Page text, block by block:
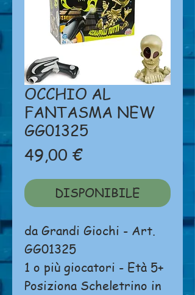
OCCHIO AL
FANTASMA NEW
GG01325
49,00 €Prezzo
DISPONIBILE
da Grandi Giochi - Art.
GG01325
1 o più giocatori - Età 5+
Posiziona Scheletrino in